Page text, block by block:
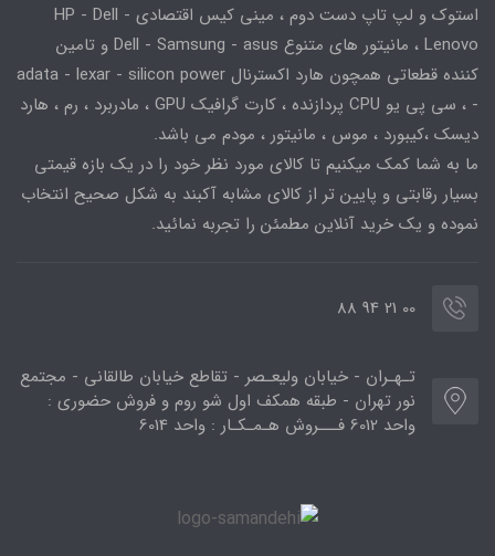
استوک و لپ تاپ دست دوم ، مینی کیس اقتصادی HP - Dell -
Lenovo ، مانیتور های متنوع Dell - Samsung - asus و تامین
کننده قطعاتی همچون هارد اکسترنال adata - lexar - silicon power
- ، سی پی یو CPU پردازنده ، کارت گرافیک GPU ، مادربرد ، رم ، هارد
دیسک ،کیبورد ، موس ، مانیتور ، مودم می باشد.
ما به شما کمک میکنیم تا کالای مورد نظر خود را در یک بازه قیمتی
بسیار رقابتی و پایین تر از کالای مشابه آکبند به شکل صحیح انتخاب
نموده و یک خرید آنلاین مطمئن را تجربه نمائید.
00 21 94 88
تـهـران - خیابان ولیعـصر - تقاطع خیابان طالقانی - مجتمع
نور تهران - طبقه همکف اول شو روم و فروش حضوری :
واحد 6012 فـــروش هـمـکـار : واحد 6014